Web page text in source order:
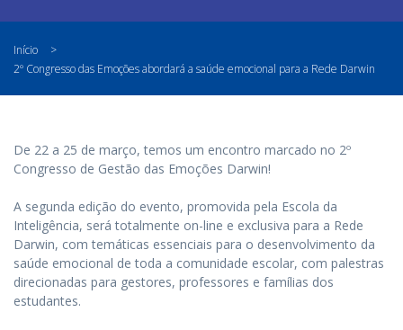
Início
>
2º Congresso das Emoções abordará a saúde emocional para a Rede Darwin
De 22 a 25 de março, temos um encontro marcado no 2º
Congresso de Gestão das Emoções Darwin!
A segunda edição do evento, promovida pela Escola da
Inteligência, será totalmente on-line e exclusiva para a Rede
Darwin, com temáticas essenciais para o desenvolvimento da
saúde emocional de toda a comunidade escolar, com palestras
direcionadas para gestores, professores e famílias dos
estudantes.